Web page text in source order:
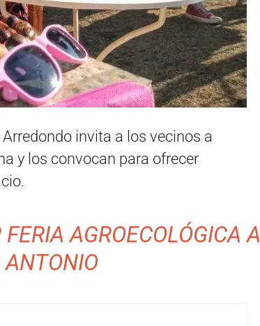
invita a los vecinos a
y los convocan para ofrecer
AGROECOLÓGICA A